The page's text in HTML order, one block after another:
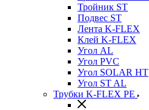
Тройник ST
Подвес ST
Лента K-FLEX
Клей K-FLEX
Угол AL
Угол PVC
Угол SOLAR HT
Угол ST AL
Трубки K-FLEX PE